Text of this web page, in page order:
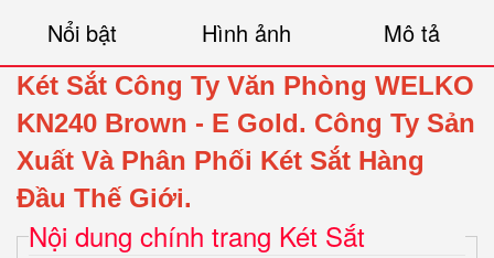
Nổi bật Hình ảnh Mô tả
Két Sắt Công Ty Văn Phòng WELKO
KN240 Brown - E Gold. Công Ty Sản
Xuất Và Phân Phối Két Sắt Hàng
Đầu Thế Giới.
Nội dung chính trang Két Sắt